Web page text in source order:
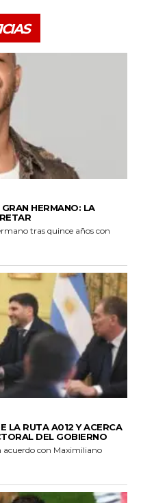
HERMANO: LA
tras quince años con
LA RUTA A012 Y ACERCA
DEL GOBIERNO
acuerdo con Maximiliano